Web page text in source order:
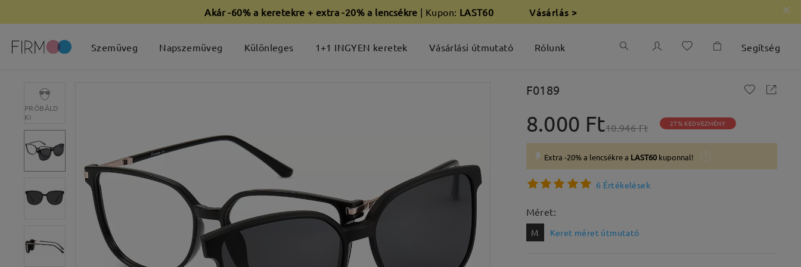
Akár -60% a keretekre + extra -20% a lencsékre | Kupon: LAST60 Vásárlás >
Szemüveg Napszemüveg Különleges 1+1 INGYEN keretek Vásárlási útmutató Rólunk Segítség
PRÓBÁLD
KI
F0189
8.000 Ft10.946 Ft 27% KEDVEZMÉNY
Extra -20% a lencsékre a LAST60 kuponnal!
6 Értékelések
Méret:
M Keret méret útmutató